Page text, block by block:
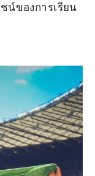
น์ของการเรียน